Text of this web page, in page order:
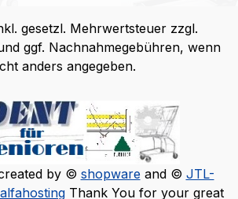
gesetzl. Mehrwertsteuer zzgl.
ggf. Nachnahmegebühren, wenn
anders angegeben.
by © shopwareand © JTL-
alfahosting Thank You for your great